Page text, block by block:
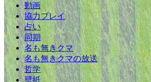
動画
協力プレイ
占い
同期
名も無きクマ
名も無きクマの放送
哲学
壁紙